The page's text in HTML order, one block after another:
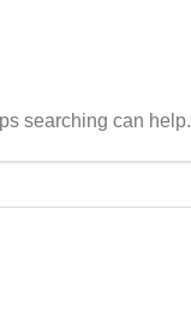
searching can help.